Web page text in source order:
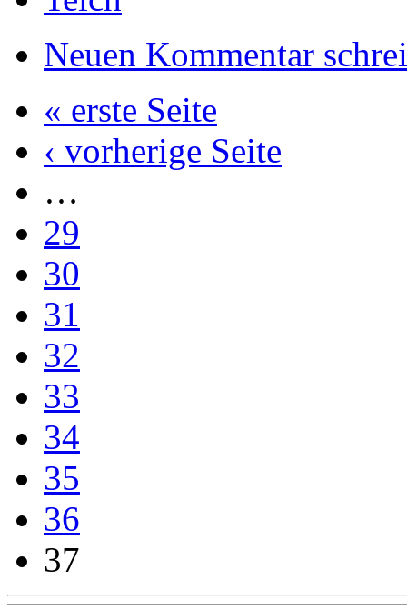
Neuen Kommentar
« erste Seite
‹ vorherige Seite
…
29
30
31
32
33
34
35
36
37